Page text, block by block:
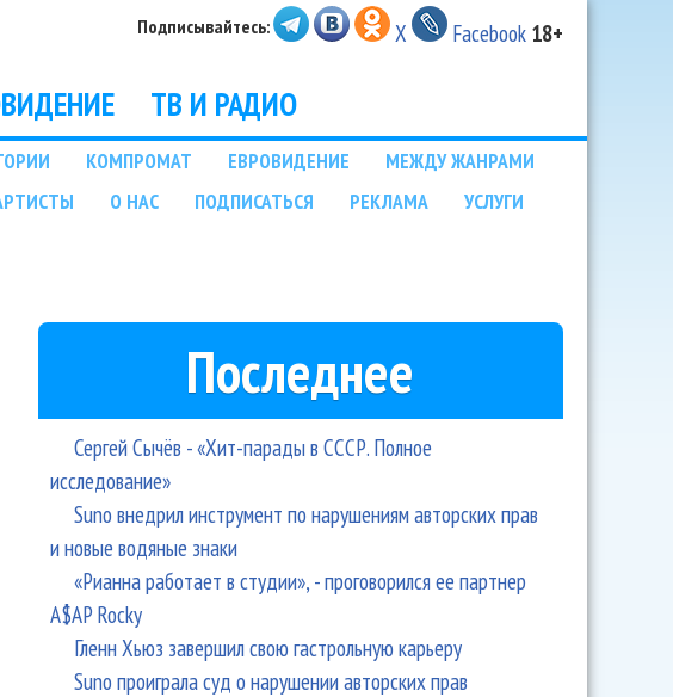
Подписывайтесь: X Facebook 18+
ТВ И РАДИО
КОМПРОМАТ ЕВРОВИДЕНИЕ
МЕЖДУ ЖАНРАМИ
О НАС ПОДПИСАТЬСЯ РЕКЛАМА
УСЛУГИ
Последнее
Сергей Сычёв - «Хит-парады в СССР. Полное
исследование»
Suno внедрил инструмент по нарушениям авторских прав
и новые водяные знаки
«Рианна работает в студии», - проговорился ее партнер
A$AP Rocky
Гленн Хьюз завершил свою гастрольную карьеру
Suno проиграла суд о нарушении авторских прав